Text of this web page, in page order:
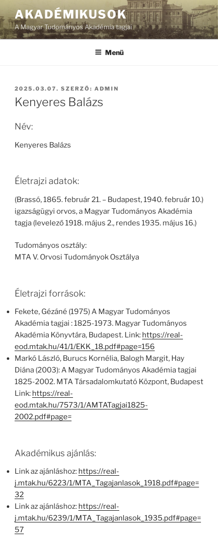
AKADÉMIKUSOK
A Magyar Tudományos Akadémia tagjai
Menü
BEKÜLDVE:
2025.03.07. SZERZŐ: ADMIN
Kenyeres Balázs
Név:
Kenyeres Balázs
Életrajzi adatok:
(Brassó, 1865. február 21. – Budapest, 1940. február 10.)
igazságügyi orvos, a Magyar Tudományos Akadémia
tagja (levelező 1918. május 2., rendes 1935. május 16.)
Tudományos osztály:
MTA V. Orvosi Tudományok Osztálya
Életrajzi források:
Fekete, Gézáné (1975) A Magyar Tudományos
Akadémia tagjai : 1825-1973. Magyar Tudományos
Akadémia Könyvtára, Budapest. Link: https://real-
eod.mtak.hu/41/1/EKK_18.pdf#page=156
Markó László, Burucs Kornélia, Balogh Margit, Hay
Diána (2003): A Magyar Tudományos Akadémia tagjai
1825-2002. MTA Társadalomkutató Központ, Budapest
Link: https://real-
eod.mtak.hu/7573/1/AMTATagjai1825-
2002.pdf#page=
Akadémikus ajánlás:
Link az ajánláshoz: https://real-
j.mtak.hu/6223/1/MTA_Tagajanlasok_1918.pdf#page=
32
Link az ajánláshoz: https://real-
j.mtak.hu/6239/1/MTA_Tagajanlasok_1935.pdf#page=
57